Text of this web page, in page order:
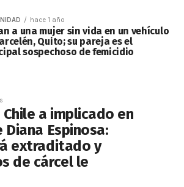
hace 1 año
a una mujer sin vida en un vehículo
Quito; su pareja es el
sospechoso de femicidio
a implicado en
Espinosa:
extraditado y
de cárcel le